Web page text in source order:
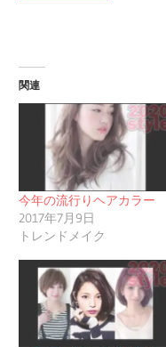
関連
今年の流行りヘアカラー
2017年7月9日
トレンドメイク